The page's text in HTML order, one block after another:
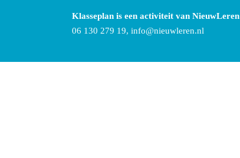
Klasseplan is een activiteit van NieuwLeren
06 130 279 19, info@nieuwleren.nl